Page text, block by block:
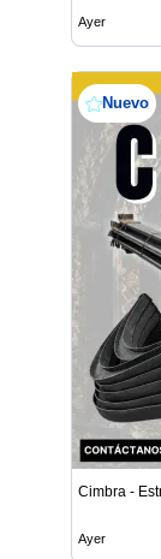
Ayer
Nuevo
Cimbra -
Ayer